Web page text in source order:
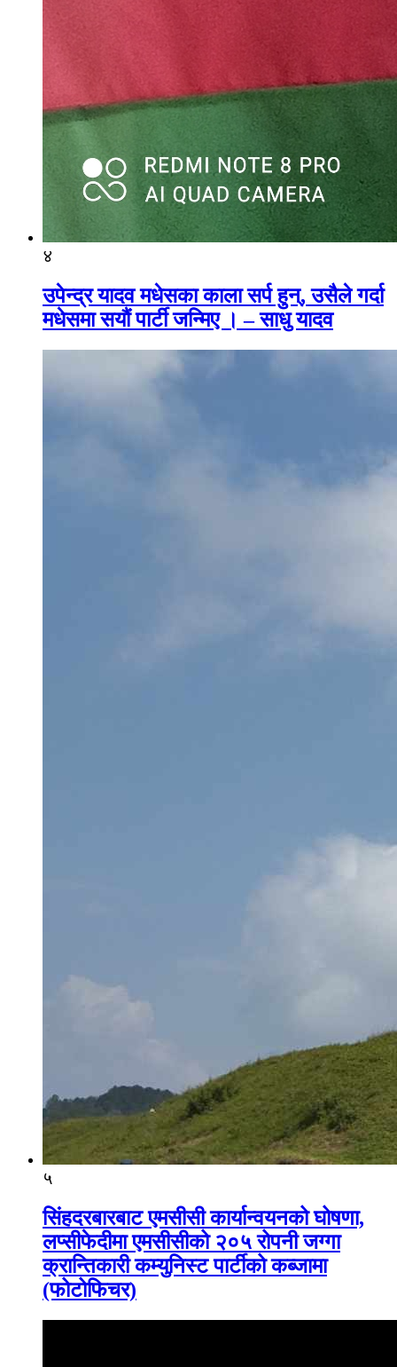
४
उपेन्द्र यादव मधेसका काला सर्प हुन्, उसैले गर्दा
मधेसमा सयौं पार्टी जन्मिए । – साधु यादव
५
सिंहदरबारबाट एमसीसी कार्यान्वयनको घोषणा,
लप्सीफेदीमा एमसीसीको २०५ रोपनी जग्गा
क्रान्तिकारी कम्युनिस्ट पार्टीको कब्जामा
(फोटोफिचर)